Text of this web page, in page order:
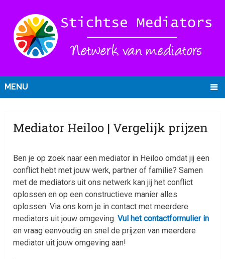
MENU
Mediator Heiloo | Vergelijk prijzen
Ben je op zoek naar een mediator in Heiloo omdat jij een
conflict hebt met jouw werk, partner of familie? Samen
met de mediators uit ons netwerk kan jij het conflict
oplossen en op een constructieve manier alles
oplossen. Via ons kom je in contact met meerdere
mediators uit jouw omgeving.Vul het contactformulier in
en vraag eenvoudig en snel de prijzen van meerdere
mediator uit jouw omgeving aan!